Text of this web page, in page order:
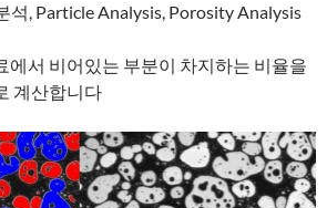
석, Particle Analysis, Porosity Analysis
에서 비어있는 부분이 차지하는 비율을
계산합니다